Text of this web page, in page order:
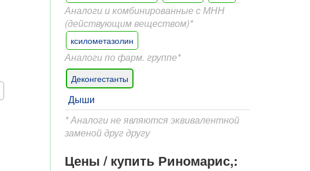
Аналоги и комбинированные с МНН
(действующим веществом)*
ксилометазолин
Аналоги по фарм. группе*
Деконгестанты
Дыши
* Аналоги не являются эквивалентной
заменой друг другу
Цены / купить Риномарис,: